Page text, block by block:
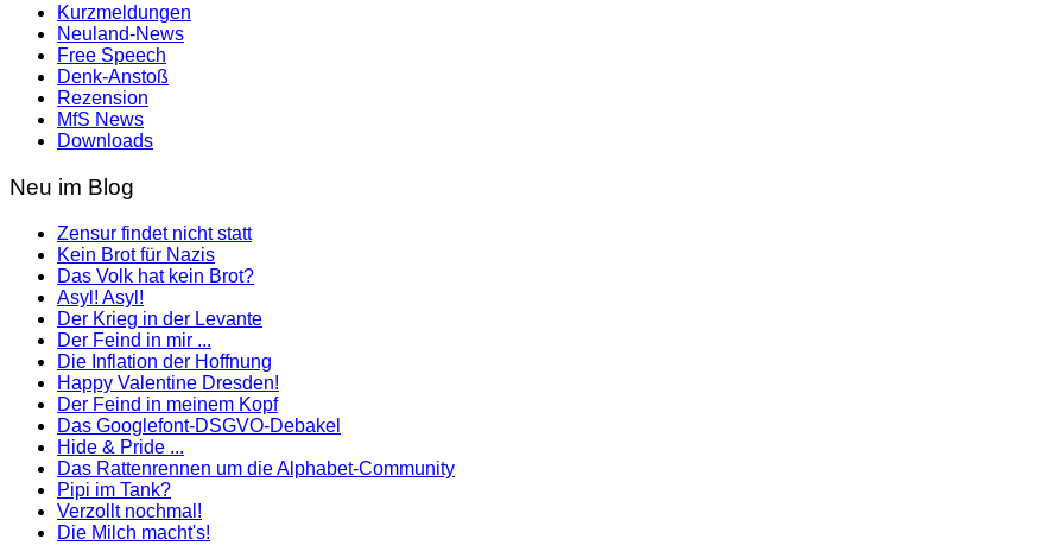
Kurzmeldungen
Neuland-News
Free Speech
Denk-Anstoß
Rezension
MfS News
Downloads
Neu im Blog
Zensur findet nicht statt
Kein Brot für Nazis
Das Volk hat kein Brot?
Asyl! Asyl!
Der Krieg in der Levante
Der Feind in mir ...
Die Inflation der Hoffnung
Happy Valentine Dresden!
Der Feind in meinem Kopf
Das Googlefont-DSGVO-Debakel
Hide & Pride ...
Das Rattenrennen um die Alphabet-Community
Pipi im Tank?
Verzollt nochmal!
Die Milch macht's!